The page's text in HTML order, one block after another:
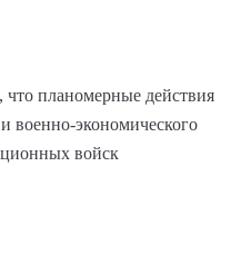
планомерные действия
военно-экономического
войск